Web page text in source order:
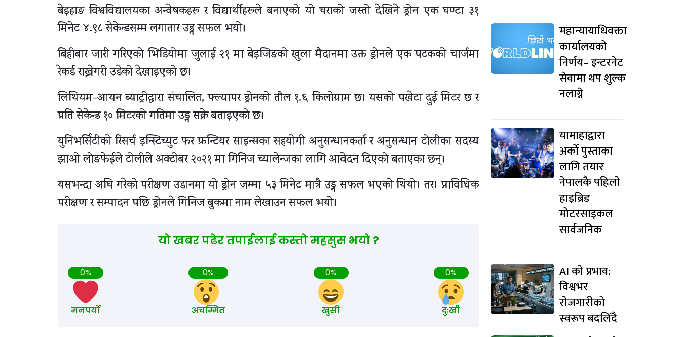
बेइहाङ विश्वविद्यालयका अन्वेषकहरू र विद्यार्थीहरूले बनाएको यो चराको जस्तो देखिने ड्रोन एक घण्टा ३१
मिनेट ४.९८ सेकेन्डसम्म लगातार उड्न सफल भयो।
बिहीबार जारी गरिएको भिडियोमा जुलाई २१ मा बेइजिङको खुला मैदानमा उक्त ड्रोनले एक पटकको चार्जमा
रेकर्ड राख्नेगरी उडेको देखाइएको छ।
लिथियम-आयन ब्याट्रीद्वारा संचालित, फ्ल्यापर ड्रोनको तौल १.६ किलोग्राम छ। यसको पखेटा दुई मिटर छ र
प्रति सेकेन्ड १० मिटरको गतिमा उड्न सक्ने बताइएको छ।
युनिभर्सिटीको रिसर्च इन्स्टिच्युट फर फ्रन्टियर साइन्सका सहयोगी अनुसन्धानकर्ता र अनुसन्धान टोलीका सदस्य
झाओ लोङफेईले टोलीले अक्टोबर २०२१ मा गिनिज च्यालेन्जका लागि आवेदन दिएको बताएका छन्।
यसभन्दा अघि गरेको परीक्षण उडानमा यो ड्रोन जम्मा ५३ मिनेट मात्रै उड्न सफल भएको थियो। तर। प्राविधिक
परीक्षण र सम्पादन पछि ड्रोनले गिनिज बुकमा नाम लेखाउन सफल भयो।
यो खबर पढेर तपाईलाई कस्तो महसुस भयो ?
0%
मनपर्यो
0%
अचम्मित
0%
खुसी
0%
दुःखी
महान्यायाधिवक्ता
कार्यालयको
निर्णय– इन्टरनेट
सेवामा थप शुल्क
नलाग्ने
यामाहाद्वारा
अर्को पुस्ताका
लागि तयार
नेपालकै पहिलो
हाइब्रिड
मोटरसाइकल
सार्वजनिक
AI को प्रभाव:
विश्वभर
रोजगारीको
स्वरूप बदलिँदै